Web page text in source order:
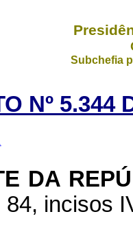
Subchefia
Nº 5.344
DA
84, incisos